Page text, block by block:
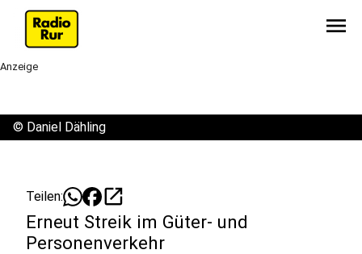
menu
Anzeige
© Daniel Dähling
Teilen: open_in_new
Erneut Streik im Güter- und
Personenverkehr